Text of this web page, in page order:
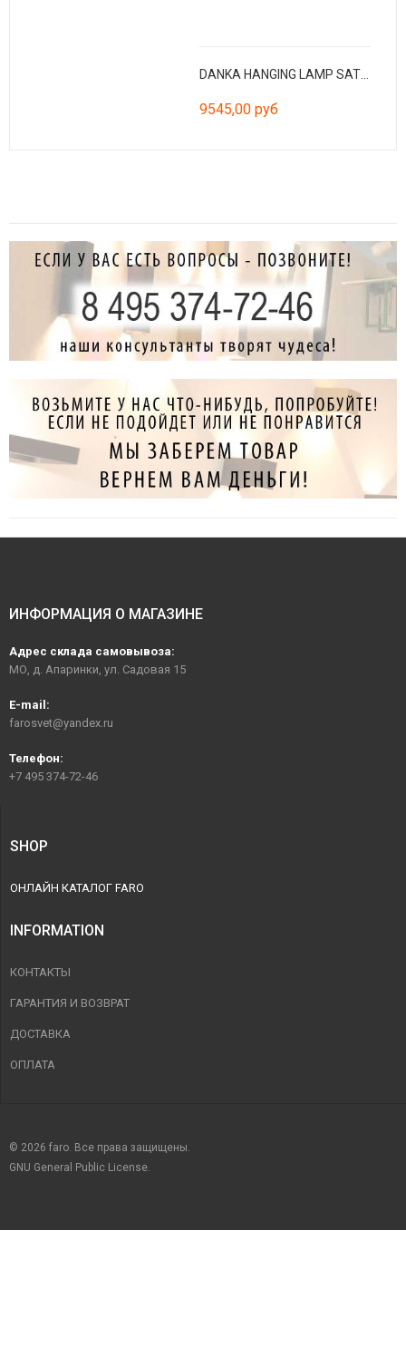
9545,00 руб
ИНФОРМАЦИЯ О МАГАЗИНЕ
Адрес склада самовывоза:
МО, д. Апаринки, ул. Садовая 15
E-mail:
farosvet@yandex.ru
Телефон:
+7 495 374-72-46
SHOP
ОНЛАЙН КАТАЛОГ FARO
INFORMATION
КОНТАКТЫ
ГАРАНТИЯ И ВОЗВРАТ
ДОСТАВКА
ОПЛАТА
© 2026 faro. Все права защищены.
GNU General Public License.